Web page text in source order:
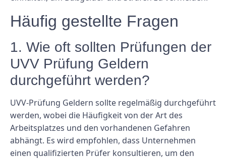
Häufig gestellte Fragen
1. Wie oft sollten Prüfungen der
UVV Prüfung Geldern
durchgeführt werden?
UVV-Prüfung Geldern sollte regelmäßig durchgeführt
werden, wobei die Häufigkeit von der Art des
Arbeitsplatzes und den vorhandenen Gefahren
abhängt. Es wird empfohlen, dass Unternehmen
einen qualifizierten Prüfer konsultieren, um den